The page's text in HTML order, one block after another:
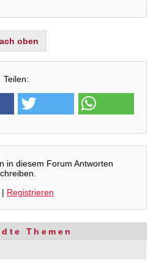
oben
Teilen:
in diesem Forum Antworten
| Registrieren
Themen